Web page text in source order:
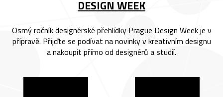
DESIGN WEEK
Osmý ročník designérské přehlídky Prague Design Week je v
přípravě. Přijďte se podívat na novinky v kreativním designu
a nakoupit přímo od designérů a studií.